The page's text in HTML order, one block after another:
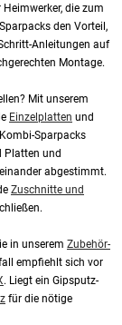
die zum
den Vorteil,
Anleitungen auf
Montage.
Mit unserem
Einzelplatten und
Sparpacks
Platten und
abgestimmt.
Zuschnitte und
in unserem Zubehör-
empfiehlt sich vor
. Liegt ein Gipsputz-
für die nötige